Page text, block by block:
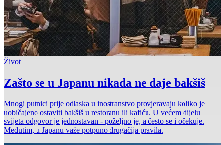
Život
Zašto se u Japanu nikada ne daje bakšiš
Mnogi putnici prije odlaska u inostranstvo provjeravaju koliko je
uobičajeno ostaviti bakšiš u restoranu ili kafiću. U većem dijelu
svijeta odgovor je jednostavan - poželjno je, a često se i očekuje.
Međutim, u Japanu važe potpuno drugačija pravila.